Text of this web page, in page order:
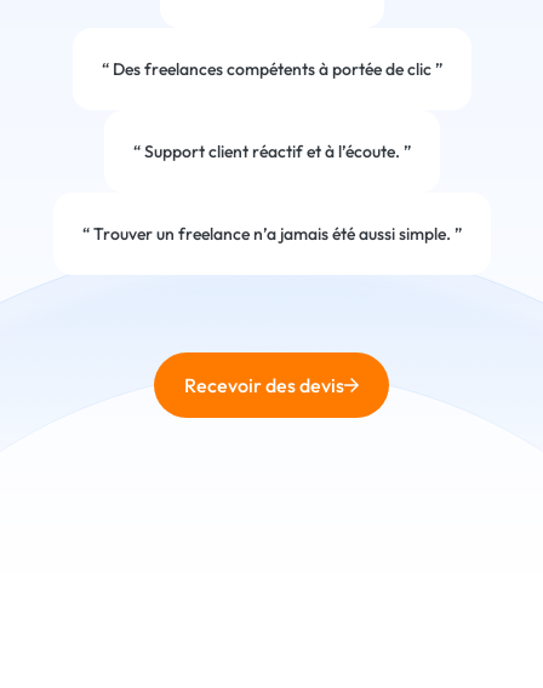
“Des freelances compétents à portée de clic”
“Support client réactif et à l’écoute. ”
“Trouver un freelance n’a jamais été aussi simple. ”
Recevoir des devis